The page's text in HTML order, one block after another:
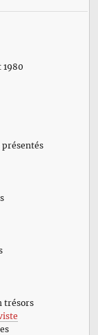
1980
trésors